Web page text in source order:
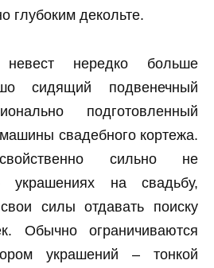
глубоким декольте.
нередко больше
сидящий подвенечный
подготовленный
свадебного кортежа.
сильно не
украшениях на свадьбу,
силы отдавать поиску
Обычно ограничиваются
украшений – тонкой